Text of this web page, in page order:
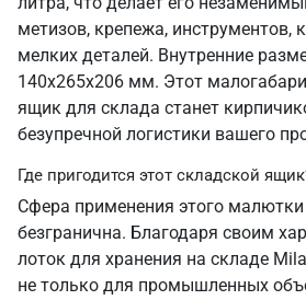
метизов, крепежа, инструментов,
мелких деталей. Внутренние
140х265х206 мм. Этот
ящик для склада станет
безупречной логистики вашего
Где пригодится этот складской
Сфера применения этого малютки
безгранична. Благодаря своим
лоток для хранения на складе
не только для промышленных